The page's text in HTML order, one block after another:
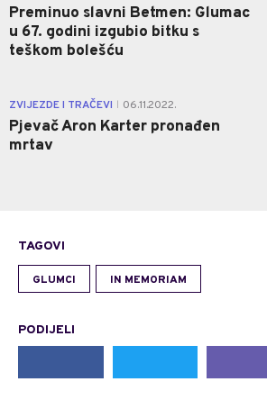
Preminuo slavni Betmen: Glumac
u 67. godini izgubio bitku s
teškom bolešću
ZVIJEZDE I TRAČEVI 06.11.2022.
Pjevač Aron Karter pronađen
mrtav
TAGOVI
GLUMCI IN MEMORIAM
PODIJELI